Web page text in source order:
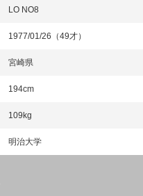
LO NO8
1977/01/26（49才）
宮崎県
194cm
109kg
明治大学